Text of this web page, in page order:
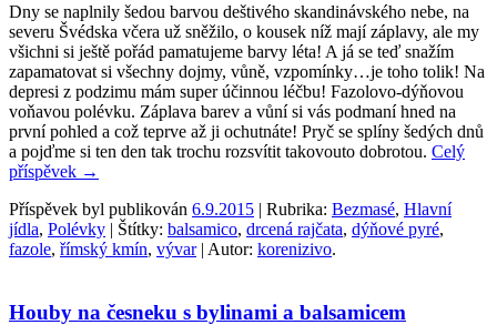
Dny se naplnily šedou barvou deštivého skandinávského nebe, na
severu Švédska včera už sněžilo, o kousek níž mají záplavy, ale my
všichni si ještě pořád pamatujeme barvy léta! A já se teď snažím
zapamatovat si všechny dojmy, vůně, vzpomínky…je toho tolik! Na
depresi z podzimu mám super účinnou léčbu! Fazolovo-dýňovou
voňavou polévku. Záplava barev a vůní si vás podmaní hned na
první pohled a což teprve až ji ochutnáte! Pryč se splíny šedých dnů
a pojďme si ten den tak trochu rozsvítit takovouto dobrotou. Celý
příspěvek →
Příspěvek byl publikován 6.9.2015 | Rubrika: Bezmasé, Hlavní
jídla, Polévky | Štítky: balsamico, drcená rajčata, dýňové pyré,
fazole, římský kmín, vývar| Autor: korenizivo.
Houby na česneku s bylinami a balsamicem